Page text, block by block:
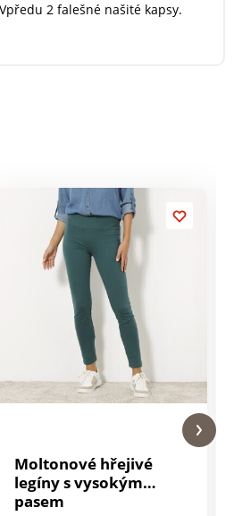
2 falešné našité kapsy.
Moltonové hřejivé
legíny s vysokým
pasem